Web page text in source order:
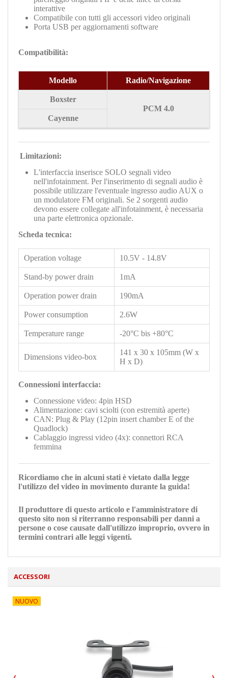
interattive
Compatibile con tutti gli accessori video originali
Porta USB per aggiornamenti software
Compatibilità:
Modello Radio/Navigazione
Boxster
PCM 4.0
Cayenne
Limitazioni:
L'interfaccia inserisce SOLO segnali video
nell'infotainment. Per l'inserimento di segnali audio è
possibile utilizzare l'eventuale ingresso audio AUX o
un modulatore FM originali. Se 2 sorgenti audio
devono essere collegate all'infotainment, è necessaria
una parte elettronica opzionale.
Scheda tecnica:
Operation voltage 10.5V - 14.8V
Stand-by power drain 1mA
Operation power drain 190mA
Power consumption 2.6W
Temperature range -20°C bis +80°C
Dimensions video-box
141 x 30 x 105mm (W x
H x D)
Connessioni interfaccia:
Connessione video: 4pin HSD
Alimentazione: cavi sciolti (con estremità aperte)
CAN: Plug & Play (12pin insert chamber E of the
Quadlock)
Cablaggio ingressi video (4x): connettori RCA
femmina
Ricordiamo che in alcuni stati è vietato dalla legge
l'utilizzo del video in movimento durante la guida!
Il produttore di questo articolo e l'amministratore di
questo sito non si riterranno responsabili per danni a
persone o cose causate dall'utilizzo improprio, ovvero in
termini contrari alle leggi vigenti.
ACCESSORI
NUOVO